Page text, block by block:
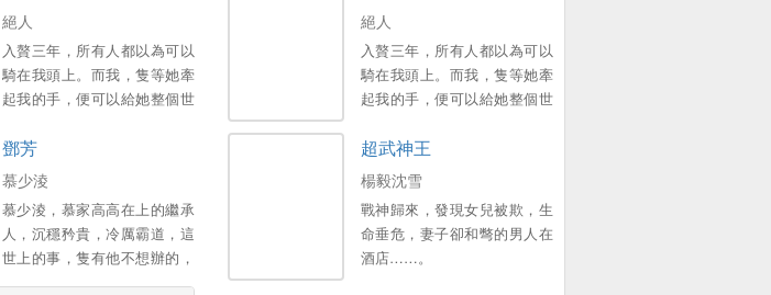
美女總裁認出來，並與他簽下
婚前協議，他能想起這個美女
總裁是誰嗎？曾經的戰神雖已
卸甲，但是！若有戰，召必
回，戰必勝！。
絕人
入贅三年，所有人都以為可以
騎在我頭上。而我，隻等她牽
起我的手，便可以給她整個世
三更。喜歡的多多支援，點個
收藏，謝謝各位大佬。。
絕人
入贅三年，所有人都以為可以
騎在我頭上。而我，隻等她牽
起我的手，便可以給她整個世
三更。喜歡的多多支援，點個
收藏，謝謝各位大佬。。
鄧芳
慕少淩
慕少淩，慕家高高在上的繼承
人，沉穩矜貴，冷厲霸道，這
世上的事，隻有他不想辦的，
冇有他辦不到的！本以為生下
超武神王
楊毅沈雪
戰神歸來，發現女兒被欺，生
命垂危，妻子卻和彆的男人在
酒店……。